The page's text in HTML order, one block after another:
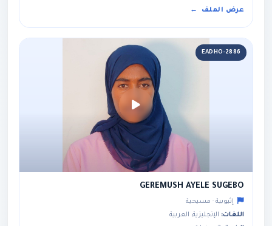
عرض الملف
EADHO-2886
GEREMUSH AYELE SUGEBO
إثيوبية · مسيحية
اللغات: الإنجليزية, العربية